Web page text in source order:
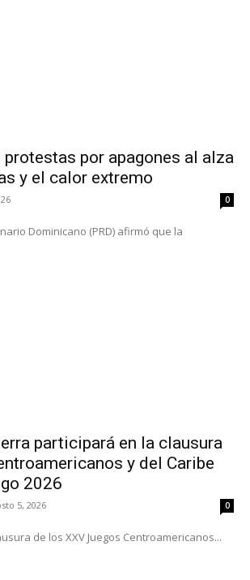
protestas por apagones al alza
y el calor extremo
0
Dominicano (PRD) afirmó que la
participará en la clausura
y del Caribe
2026
5, 2026 0
de los XXV Juegos Centroamericanos...